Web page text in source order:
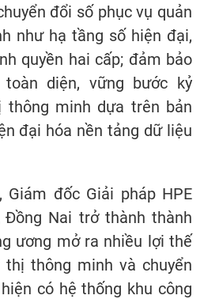
đổi số phục vụ quản
như hạ tầng số hiện đại,
quyền hai cấp; đảm bảo
diện, vững bước kỷ
thông minh dựa trên bản
đại hóa nền tảng dữ liệu
Giám đốc Giải pháp HPE
Nai trở thành thành
ương mở ra nhiều lợi thế
thông minh và chuyển
có hệ thống khu công